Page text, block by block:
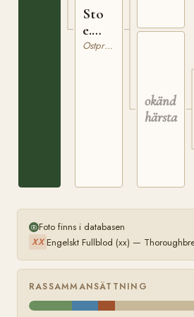
Sto
e.
Leporello
Ostpreussare
okänd
Foto finns i databasen
XX Engelskt Fullblod (xx) —
RASSAMMANSÄTTNING